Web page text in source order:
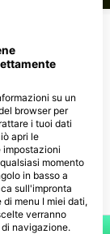
su un
browser per
i tuoi dati
apri le
impostazioni
momento
in basso a
sull'impronta
menu I miei dati,
verranno
navigazione.